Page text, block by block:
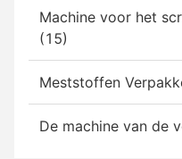
Machine voor het
(15)
Meststoffen
De machine van de